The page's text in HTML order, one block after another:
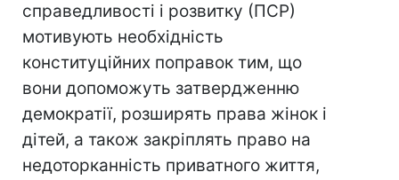
справедливості і розвитку (ПСР)
мотивують необхідність
конституційних поправок тим, що
вони допоможуть затвердженню
демократії, розширять права жінок і
дітей, а також закріплять право на
недоторканність приватного життя,